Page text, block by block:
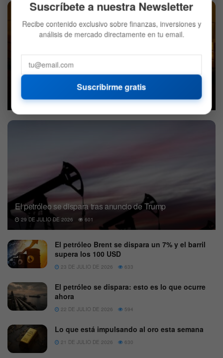
El oro vuelve a brillar: los motivos detrás de la subida de
6 DE AGOSTO DE 2026 614
El petróleo se dispara tras anuncio de Trump
29 DE JULIO DE 2026 601
El petróleo Brent se dispara un 7% y el barril
supera los 100 USD
23 DE JULIO DE 2026 633
El petróleo se dispara: esto es lo que ocurre
ahora
22 DE JULIO DE 2026 594
Lo que está impulsando al oro esta semana
21 DE JULIO DE 2026 630
Suscríbete a nuestra Newsletter
Recibe contenido exclusivo sobre finanzas, inversiones y
análisis de mercado directamente en tu email.
Suscribirme gratis